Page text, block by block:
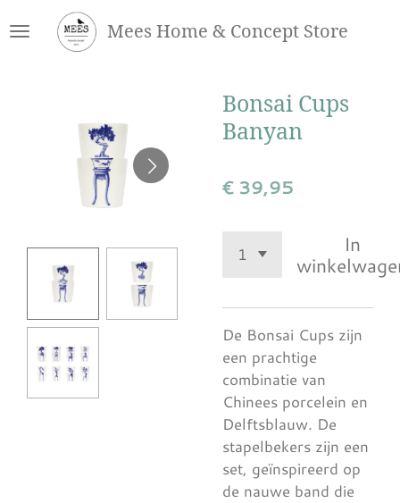
direct
Mees Home & Concept Store
Bonsai Cups
Banyan
€ 39,95
In
De Bonsai Cups zijn
een prachtige
combinatie van
Chinees porcelein en
Delftsblauw. De
stapelbekers zijn een
set, geïnspireerd op
de nauwe band die